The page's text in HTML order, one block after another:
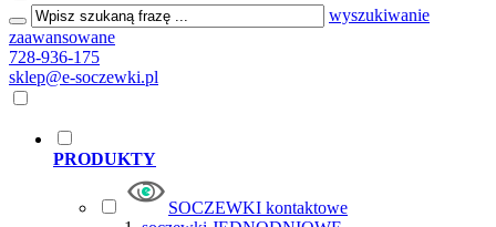
wyszukiwanie
zaawansowane
728-936-175
sklep@e-soczewki.pl
PRODUKTY
SOCZEWKI kontaktowe